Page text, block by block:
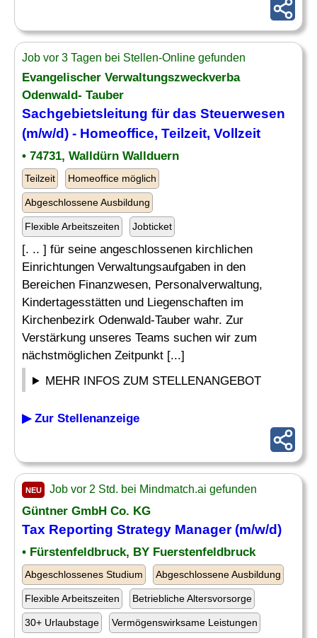
Job vor 3 Tagen bei Stellen-Online gefunden
Evangelischer Verwaltungszweckverba
Odenwald- Tauber
Sachgebietsleitung für das Steuerwesen
(m/w/d) - Homeoffice, Teilzeit, Vollzeit
• 74731, Walldürn Wallduern
Teilzeit Homeoffice möglich
Abgeschlossene Ausbildung
Flexible Arbeitszeiten Jobticket
[. .. ] für seine angeschlossenen kirchlichen
Einrichtungen Verwaltungsaufgaben in den
Bereichen Finanzwesen, Personalverwaltung,
Kindertagesstätten und Liegenschaften im
Kirchenbezirk Odenwald-Tauber wahr. Zur
Verstärkung unseres Teams suchen wir zum
nächstmöglichen Zeitpunkt [...]
MEHR INFOS ZUM STELLENANGEBOT
▶ Zur Stellenanzeige
NEU Job vor 2 Std. bei Mindmatch.ai gefunden
Güntner GmbH Co. KG
Tax Reporting Strategy Manager (m/w/d)
• Fürstenfeldbruck, BY Fuerstenfeldbruck
Abgeschlossenes Studium Abgeschlossene Ausbildung
Flexible Arbeitszeiten Betriebliche Altersvorsorge
30+ Urlaubstage Vermögenswirksame Leistungen